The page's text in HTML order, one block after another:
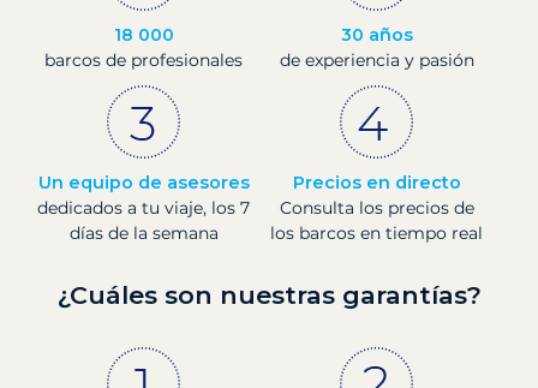
18 000
barcos de profesionales
30 años
de experiencia y pasión
Un equipo de asesores
dedicados a tu viaje, los 7
días de la semana
Precios en directo
Consulta los precios de
los barcos en tiempo real
¿Cuáles son nuestras garantías?